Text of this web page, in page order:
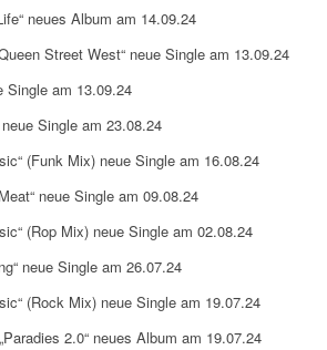
neues Album am 14.09.24
Street West“ neue Single am 13.09.24
Single am 13.09.24
Single am 23.08.24
(Funk Mix) neue Single am 16.08.24
neue Single am 09.08.24
(Rop Mix) neue Single am 02.08.24
neue Single am 26.07.24
(Rock Mix) neue Single am 19.07.24
2.0“ neues Album am 19.07.24